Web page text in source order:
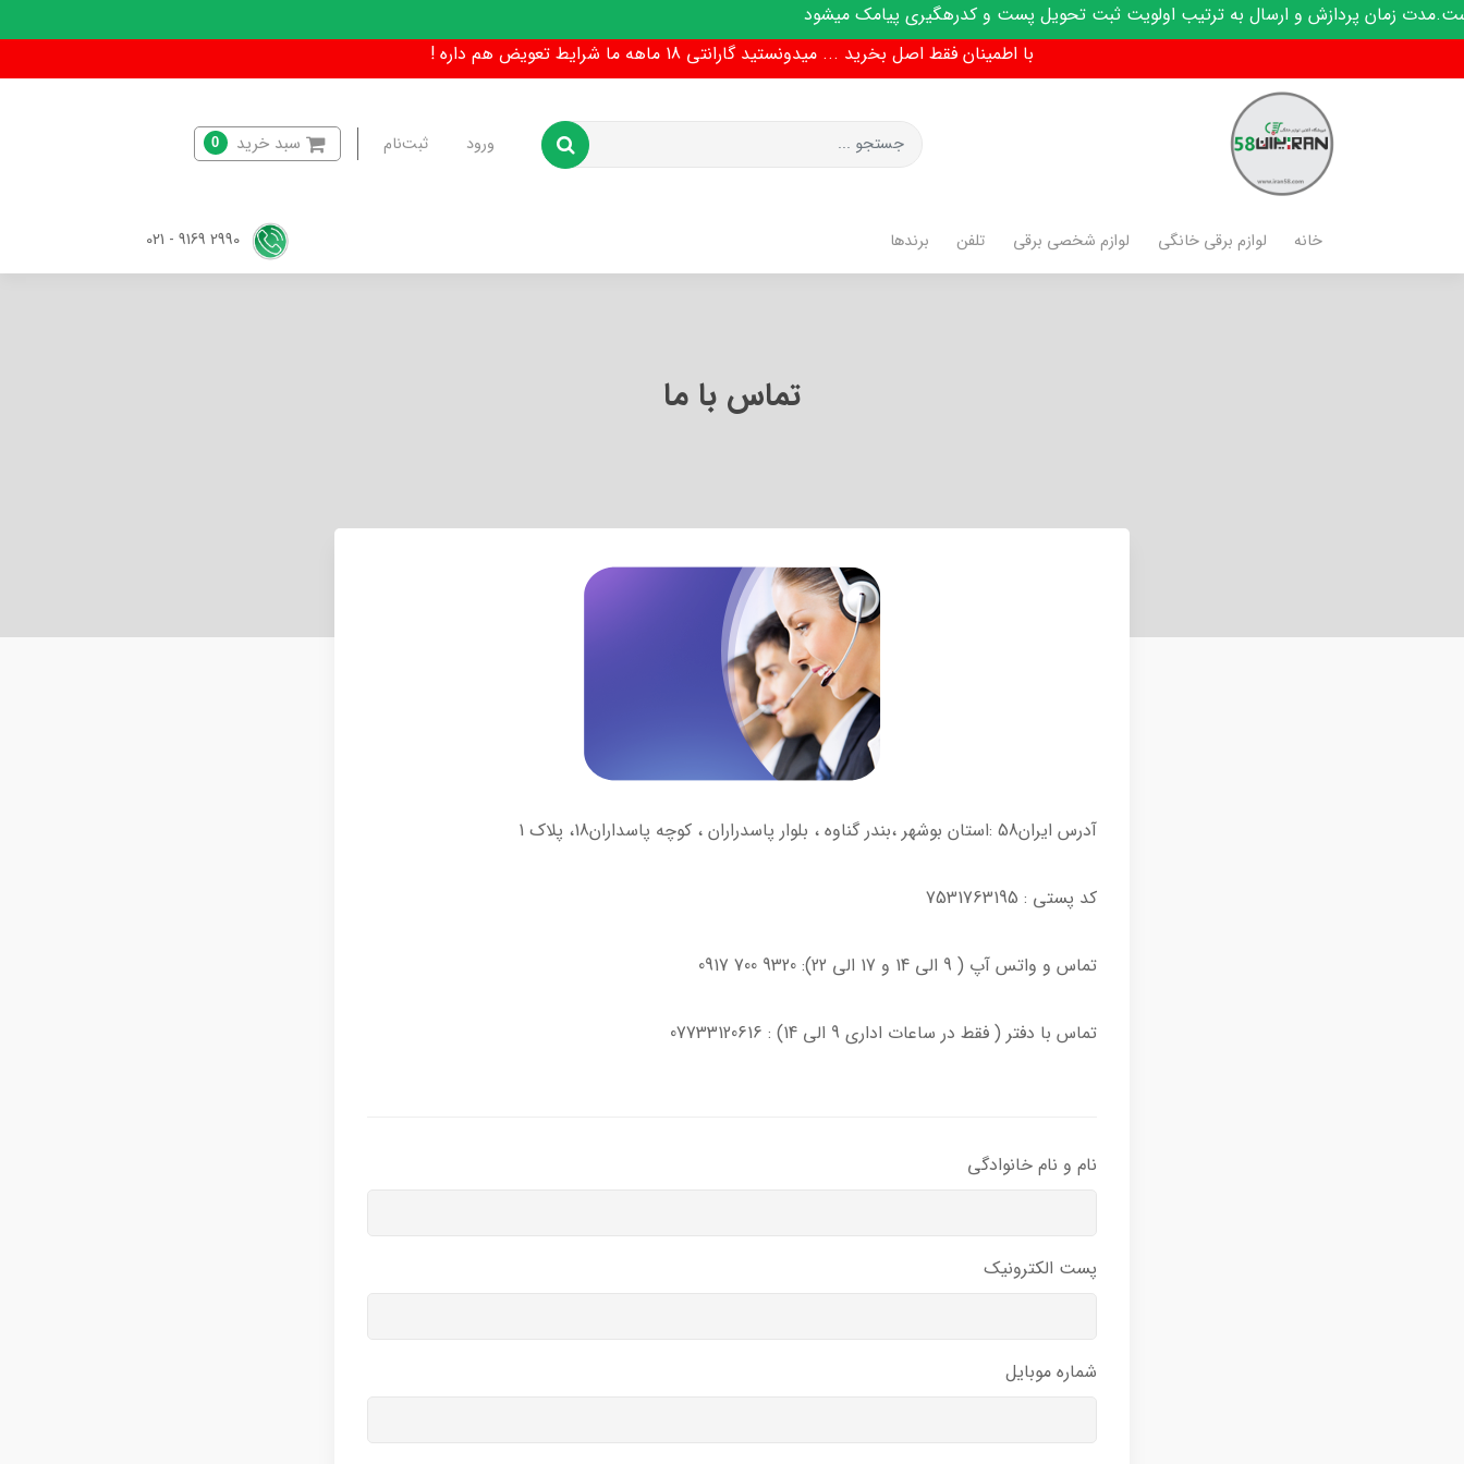
پردازش و ارسال به ترتیب اولویت ثبت تحویل پست و کدرهگیری پیامک میشود
با اطمینان فقط اصل بخرید ... میدونستید گارانتی 18 ماهه ما شرایط تعویض هم داره !
ورود ثبت‌نام سبد خرید 0
خانه لوازم برقی خانگی لوازم شخصی برقی تلفن برندها
تماس با ما
آدرس ایران58 :استان بوشهر ،بندر گناوه ، بلوار پاسدراران ، کوچه پاسداران18، پلاک 1
کد پستی : 7531763195
تماس و واتس آپ ( 9 الی 14 و 17 الی 22): 9320 700 0917
تماس با دفتر ( فقط در ساعات اداری 9 الی 14) : 07733120616
نام و نام خانوادگی
پست الکترونیک
شماره موبایل